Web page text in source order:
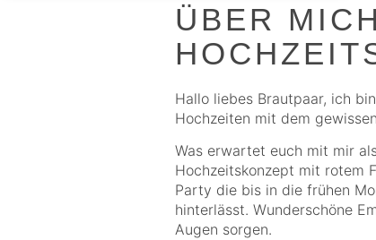
ÜBER
Hallo liebes Brautpaar, ich
Hochzeiten mit dem
Was erwartet euch mit mir
Hochzeitskonzept mit rotem
Party die bis in die frühen
hinterlässt. Wunderschöne
Augen sorgen.